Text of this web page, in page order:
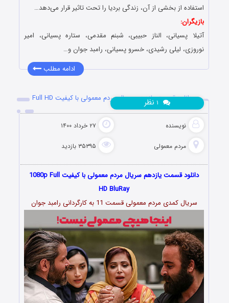
استفاده از بخشی از آن، زندگی بردیا را تحت تاثیر قرار می‌دهد…
بازیگران:
آتیلا پسیانی، الناز حبیبی، شبنم مقدمی، ستاره پسیانی، امیر
نوروزی، لیلی رشیدی، خسرو پسیانی، رامبد جوان و…
ادامه مطلب
دانلود قسمت یازدهم سریال مردم معمولی با کیفیت Full HD
نویسنده ۲۷ خرداد ۱۴۰۰
مردم معمولی ۳۵۳۹۵ بازدید
نظر
دانلود قسمت یازدهم سریال مردم معمولی با کیفیت 1080p Full
HD BluRay
سریال کمدی مردم معمولی قسمت 11 به کارگردانی رامبد جوان